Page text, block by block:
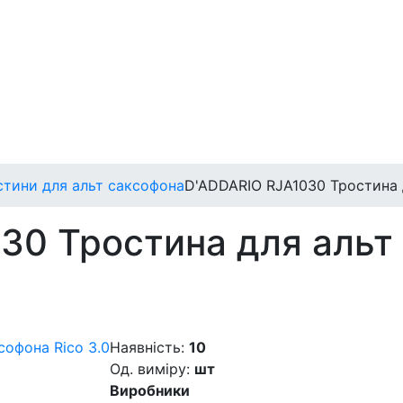
для альт саксофонаD'ADDARIO RJA1030
Тростина для
Наявність: 10
Од. виміру: шт
Виробники